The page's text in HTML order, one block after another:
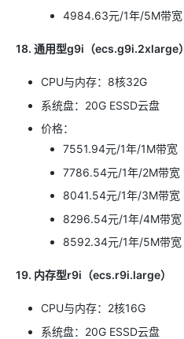
4984.63元/1年/5M带宽
18. 通用型g9i（ecs.g9i.2xlarge）
CPU与内存：8核32G
系统盘：20G ESSD云盘
价格：
7551.94元/1年/1M带宽
7786.54元/1年/2M带宽
8041.54元/1年/3M带宽
8296.54元/1年/4M带宽
8592.34元/1年/5M带宽
19. 内存型r9i（ecs.r9i.large）
CPU与内存：2核16G
系统盘：20G ESSD云盘